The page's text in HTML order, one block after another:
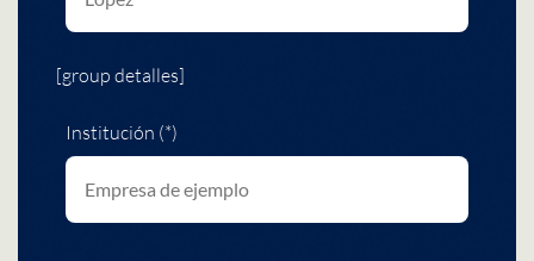
[group detalles]
Institución (*)